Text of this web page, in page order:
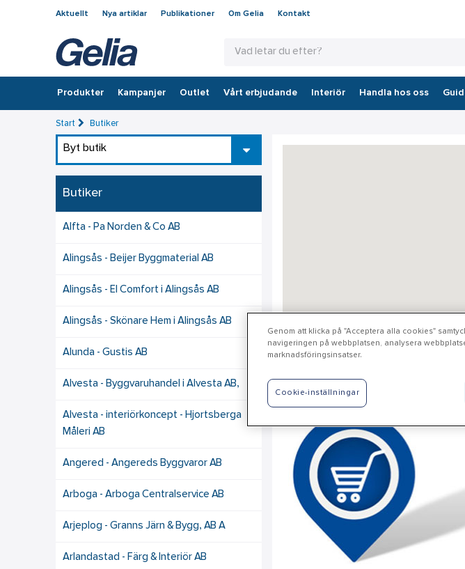
Aktuellt Nya artiklar Publikationer Om Gelia Kontakt
Produkter Kampanjer Outlet Vårt erbjudande Interiör Handla hos oss
Start Butiker
Byt butik
Butiker
Alfta - Pa Norden & Co AB
Alingsås - Beijer Byggmaterial AB
Alingsås - El Comfort i Alingsås AB
Alingsås - Skönare Hem i Alingsås AB
Alunda - Gustis AB
Alvesta - Byggvaruhandel i Alvesta AB,
Alvesta - interiörkoncept - Hjortsberga
Måleri AB
Angered - Angereds Byggvaror AB
Arboga - Arboga Centralservice AB
Arjeplog - Granns Järn & Bygg, AB A
Arlandastad - Färg & Interiör AB
Forserum -
Genom att klicka på "Acceptera alla cookies"
navigeringen på webbplatsen, analysera
marknadsföringsinsatser.
Cookie-inställningar